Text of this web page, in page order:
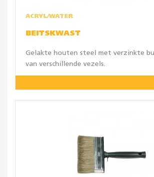
ACRYL/WATER
BEITSKWAST
Gelakte houten steel met verzinkte
van verschillende vezels.